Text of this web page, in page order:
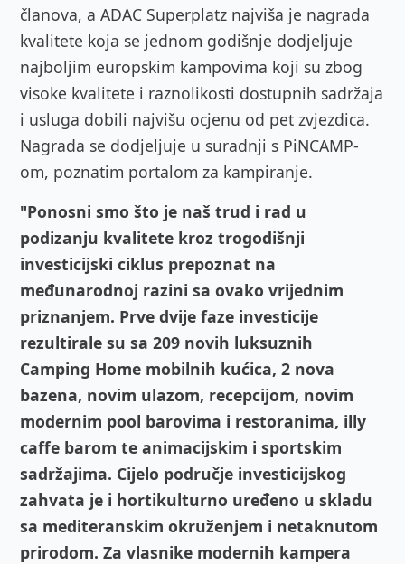
članova, a ADAC Superplatz najviša je nagrada
kvalitete koja se jednom godišnje dodjeljuje
najboljim europskim kampovima koji su zbog
visoke kvalitete i raznolikosti dostupnih sadržaja
i usluga dobili najvišu ocjenu od pet zvjezdica.
Nagrada se dodjeljuje u suradnji s PiNCAMP-
om, poznatim portalom za kampiranje.
"Ponosni smo što je naš trud i rad u
podizanju kvalitete kroz trogodišnji
investicijski ciklus prepoznat na
međunarodnoj razini sa ovako vrijednim
priznanjem. Prve dvije faze investicije
rezultirale su sa 209 novih luksuznih
Camping Home mobilnih kućica, 2 nova
bazena, novim ulazom, recepcijom, novim
modernim pool barovima i restoranima, illy
caffe barom te animacijskim i sportskim
sadržajima. Cijelo područje investicijskog
zahvata je i hortikulturno uređeno u skladu
sa mediteranskim okruženjem i netaknutom
prirodom. Za vlasnike modernih kampera